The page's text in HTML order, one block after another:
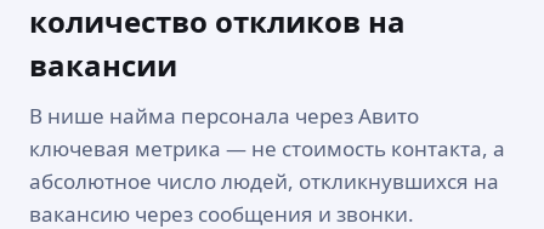
количество откликов на
вакансии
В нише найма персонала через Авито
ключевая метрика — не стоимость контакта, а
абсолютное число людей, откликнувшихся на
вакансию через сообщения и звонки.